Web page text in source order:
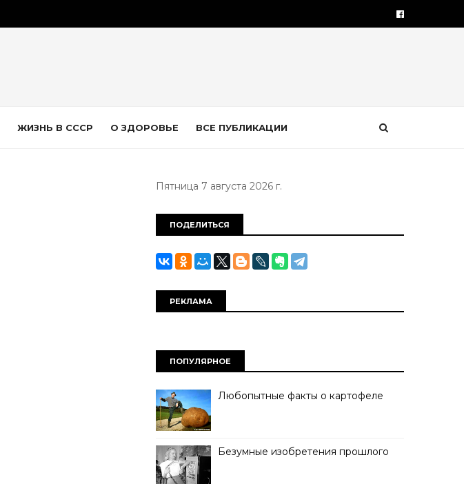
ЖИЗНЬ В СССР О ЗДОРОВЬЕ ВСЕ ПУБЛИКАЦИИ
Пятница 7 августа 2026 г.
ПОДЕЛИТЬСЯ
РЕКЛАМА
ПОПУЛЯРНОЕ
Любопытные факты о картофеле
Безумные изобретения прошлого